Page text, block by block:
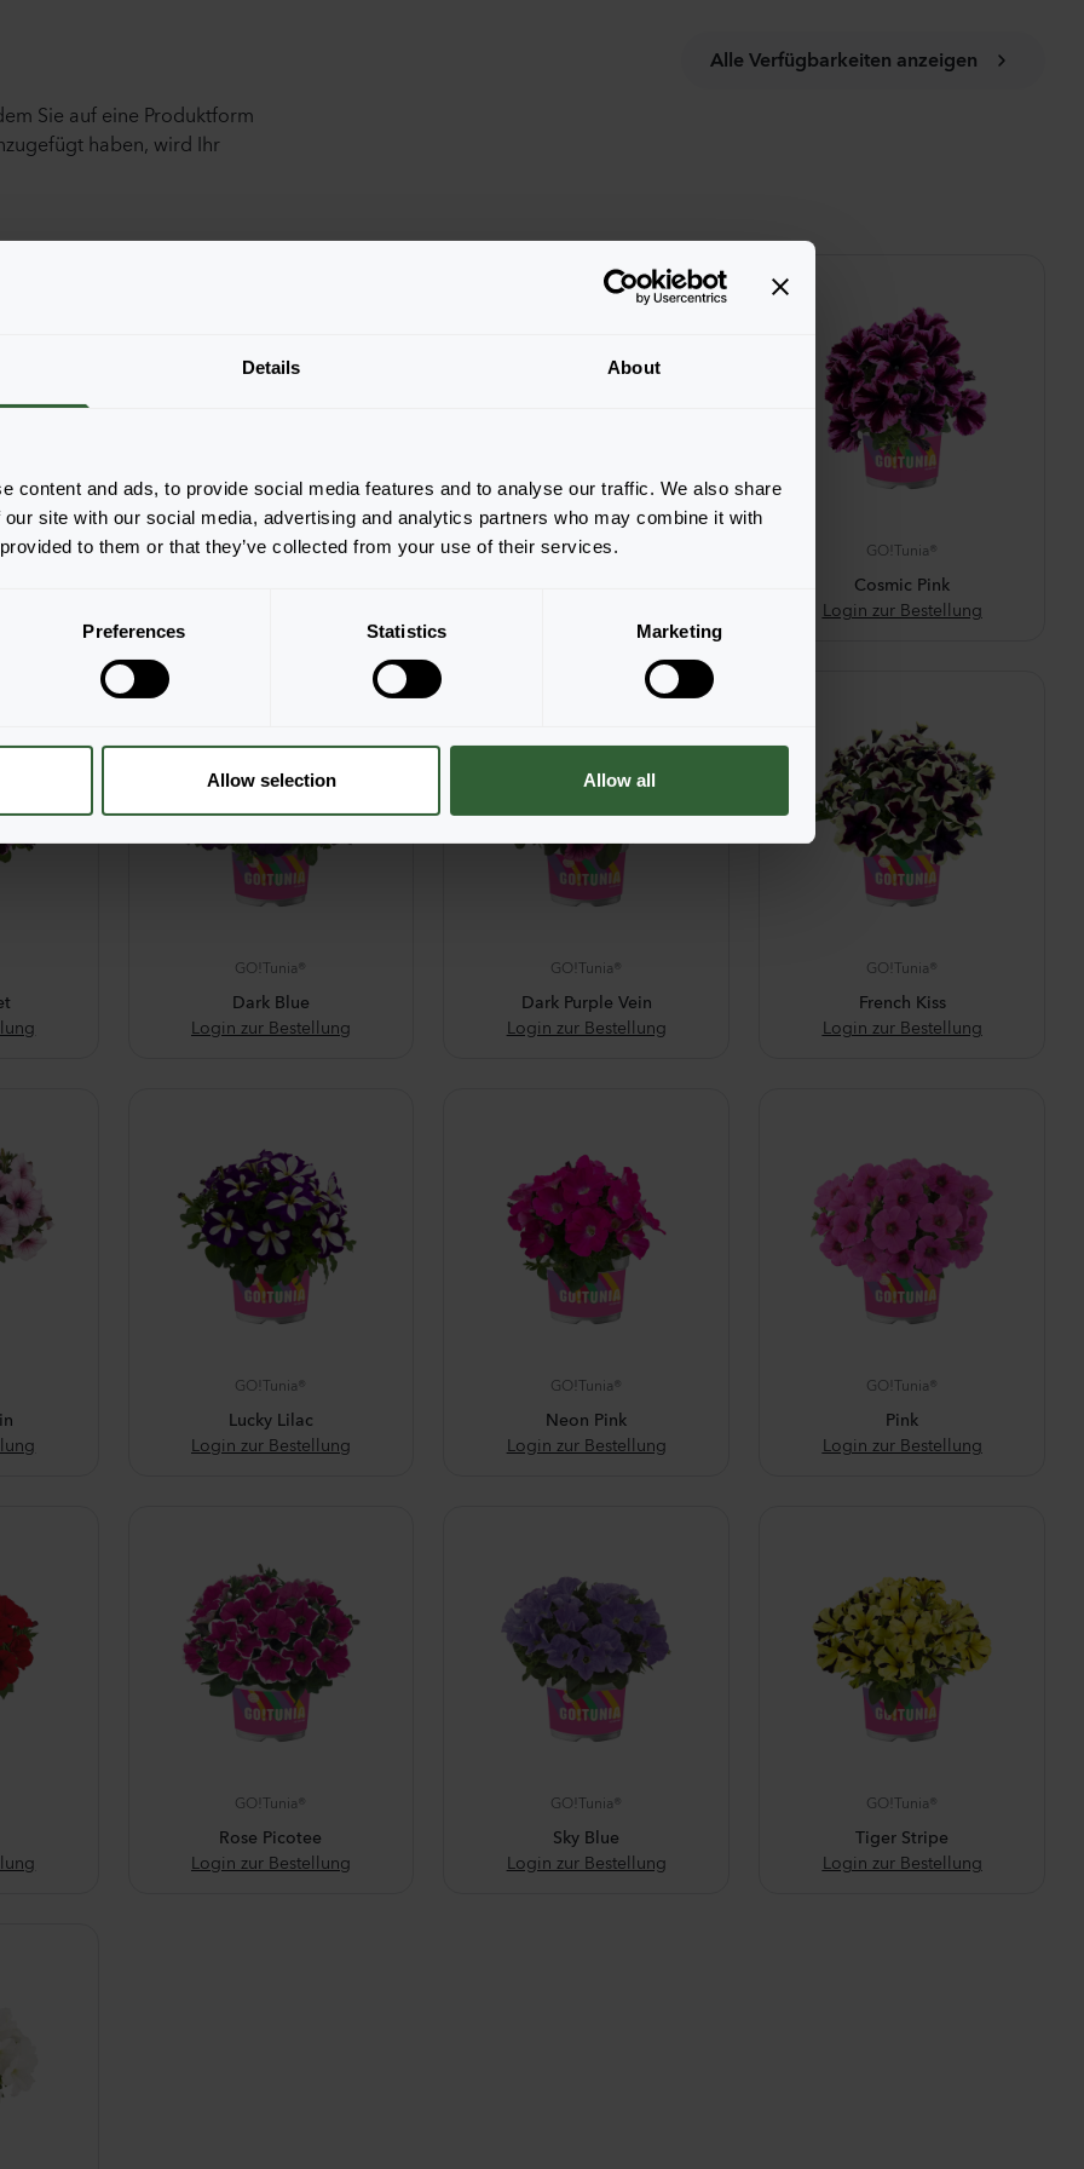
Details About
content and ads, to provide social media features and to analyse our traffic. We also share
site with our social media, advertising and analytics partners who may combine it with
to them or that they’ve collected from your use of their services.
Preferences Statistics Marketing
Allow selection Allow all
Sie auf eine Produktform
haben, wird Ihr
Alle Verfügbarkeiten anzeigen
GO!Tunia® GO!Tunia® GO!Tunia®
Cosmic Pink
Login zur Bestellung
GO!Tunia®
Dark Blue
Login zur Bestellung
GO!Tunia®
Dark Purple Vein
Login zur Bestellung
GO!Tunia®
French Kiss
Login zur Bestellung
GO!Tunia®
Lucky Lilac
Login zur Bestellung
GO!Tunia®
Neon Pink
Login zur Bestellung
GO!Tunia®
Pink
Login zur Bestellung
GO!Tunia®
Rose Picotee
Login zur Bestellung
GO!Tunia®
Sky Blue
Login zur Bestellung
GO!Tunia®
Tiger Stripe
Login zur Bestellung